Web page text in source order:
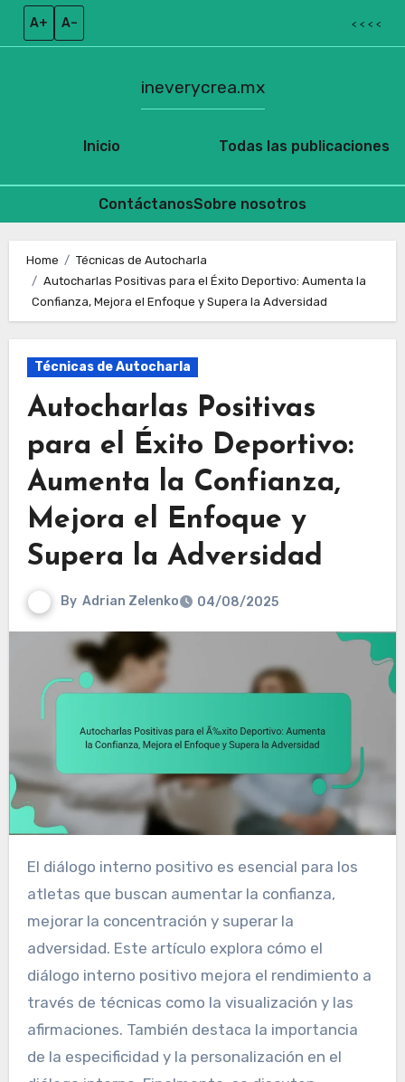
A+ A– < < < <
Inicio
ineverycrea.mx
Todas las publicaciones
ContáctanosSobre nosotros
content
Home
Técnicas de Autocharla
Autocharlas Positivas para el Éxito Deportivo: Aumenta la
Confianza, Mejora el Enfoque y Supera la Adversidad
Técnicas de Autocharla
Autocharlas Positivas
para el Éxito Deportivo:
Aumenta la Confianza,
Mejora el Enfoque y
Supera la Adversidad
By Adrian Zelenko 04/08/2025
El diálogo interno positivo es esencial para los
atletas que buscan aumentar la confianza,
mejorar la concentración y superar la
adversidad. Este artículo explora cómo el
diálogo interno positivo mejora el rendimiento a
través de técnicas como la visualización y las
afirmaciones. También destaca la importancia
de la especificidad y la personalización en el